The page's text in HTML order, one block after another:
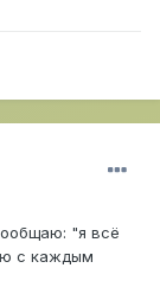
"я всё
с каждым